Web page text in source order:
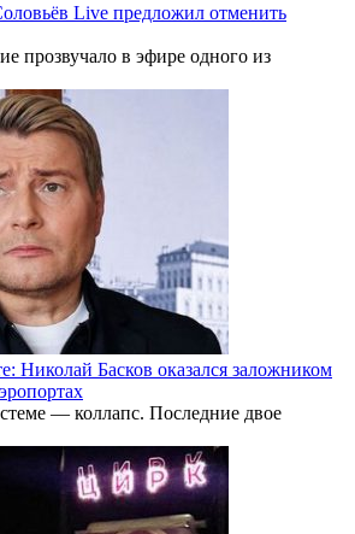
Live предложил отменить
прозвучало в эфире одного из
Николай Басков оказался заложником
— коллапс. Последние двое